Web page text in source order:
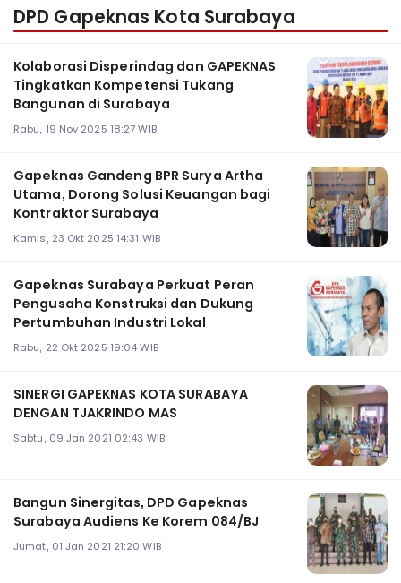
DPD Gapeknas Kota Surabaya
Kolaborasi Disperindag dan GAPEKNAS
Tingkatkan Kompetensi Tukang
Bangunan di Surabaya
Rabu, 19 Nov 2025 18:27 WIB
Gapeknas Gandeng BPR Surya Artha
Utama, Dorong Solusi Keuangan bagi
Kontraktor Surabaya
Kamis, 23 Okt 2025 14:31 WIB
Gapeknas Surabaya Perkuat Peran
Pengusaha Konstruksi dan Dukung
Pertumbuhan Industri Lokal
Rabu, 22 Okt 2025 19:04 WIB
SINERGI GAPEKNAS KOTA SURABAYA
DENGAN TJAKRINDO MAS
Sabtu, 09 Jan 2021 02:43 WIB
Bangun Sinergitas, DPD Gapeknas
Surabaya Audiens Ke Korem 084/BJ
Jumat, 01 Jan 2021 21:20 WIB